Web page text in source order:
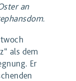
an
als dem
Er